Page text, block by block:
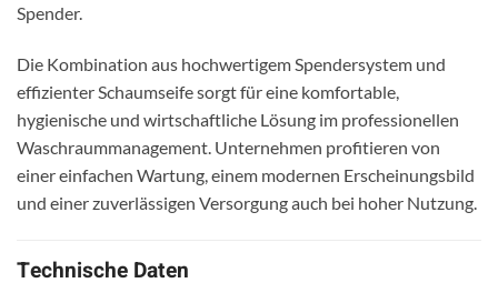
Spender.
Die Kombination aus hochwertigem Spendersystem und
effizienter Schaumseife sorgt für eine komfortable,
hygienische und wirtschaftliche Lösung im professionellen
Waschraummanagement. Unternehmen profitieren von
einer einfachen Wartung, einem modernen Erscheinungsbild
und einer zuverlässigen Versorgung auch bei hoher Nutzung.
Technische Daten